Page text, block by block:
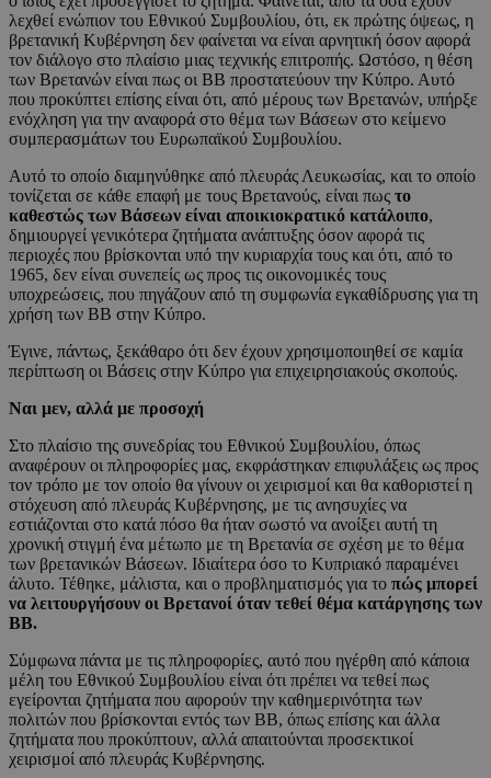
λεχθεί ενώπιον του Εθνικού Συμβουλίου, ότι, εκ πρώτης όψεως, η
βρετανική Κυβέρνηση δεν φαίνεται να είναι αρνητική όσον αφορά
τον διάλογο στο πλαίσιο μιας τεχνικής επιτροπής. Ωστόσο, η θέση
των Βρετανών είναι πως οι ΒΒ προστατεύουν την Κύπρο. Αυτό
που προκύπτει επίσης είναι ότι, από μέρους των Βρετανών, υπήρξε
ενόχληση για την αναφορά στο θέμα των Βάσεων στο κείμενο
συμπερασμάτων του Ευρωπαϊκού Συμβουλίου.
Αυτό το οποίο διαμηνύθηκε από πλευράς Λευκωσίας, και το οποίο
τονίζεται σε κάθε επαφή με τους Βρετανούς, είναι πως το
καθεστώς των Βάσεων είναι αποικιοκρατικό κατάλοιπο,
δημιουργεί γενικότερα ζητήματα ανάπτυξης όσον αφορά τις
περιοχές που βρίσκονται υπό την κυριαρχία τους και ότι, από το
1965, δεν είναι συνεπείς ως προς τις οικονομικές τους
υποχρεώσεις, που πηγάζουν από τη συμφωνία εγκαθίδρυσης για τη
χρήση των ΒΒ στην Κύπρο.
Έγινε, πάντως, ξεκάθαρο ότι δεν έχουν χρησιμοποιηθεί σε καμία
περίπτωση οι Βάσεις στην Κύπρο για επιχειρησιακούς σκοπούς.
Ναι μεν, αλλά με προσοχή
Στο πλαίσιο της συνεδρίας του Εθνικού Συμβουλίου, όπως
αναφέρουν οι πληροφορίες μας, εκφράστηκαν επιφυλάξεις ως προς
τον τρόπο με τον οποίο θα γίνουν οι χειρισμοί και θα καθοριστεί η
στόχευση από πλευράς Κυβέρνησης, με τις ανησυχίες να
εστιάζονται στο κατά πόσο θα ήταν σωστό να ανοίξει αυτή τη
χρονική στιγμή ένα μέτωπο με τη Βρετανία σε σχέση με το θέμα
των βρετανικών Βάσεων. Ιδιαίτερα όσο το Κυπριακό παραμένει
άλυτο. Τέθηκε, μάλιστα, και ο προβληματισμός για το πώς μπορεί
να λειτουργήσουν οι Βρετανοί όταν τεθεί θέμα κατάργησης των
ΒΒ.
Σύμφωνα πάντα με τις πληροφορίες, αυτό που ηγέρθη από κάποια
μέλη του Εθνικού Συμβουλίου είναι ότι πρέπει να τεθεί πως
εγείρονται ζητήματα που αφορούν την καθημερινότητα των
πολιτών που βρίσκονται εντός των ΒΒ, όπως επίσης και άλλα
ζητήματα που προκύπτουν, αλλά απαιτούνται προσεκτικοί
χειρισμοί από πλευράς Κυβέρνησης.